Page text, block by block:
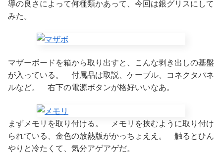
導の良さによって何種類かあって、今回は銀グリスにして
みた。
マザーボードを箱から取り出すと、こんな剥き出しの基盤
が入っている。 付属品は取説、ケーブル、コネクタパネ
ルなど。 右下の電源ボタンが格好いいなあ。
まずメモリを取り付ける。 メモリを挟むように取り付け
られている、金色の放熱版がかっちょええ。 触るとひん
やりと冷たくて、気分アゲアゲだ。